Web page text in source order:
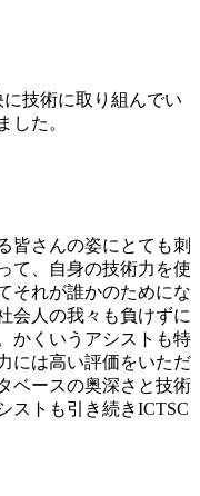
技術に取り組んでい
した。
皆さんの姿にとても刺
て、自身の技術力を使
それが誰かのためにな
会人の我々も負けずに
かくいうアシストも特
には高い評価をいただ
ベースの奥深さと技術
ストも引き続きICTSC